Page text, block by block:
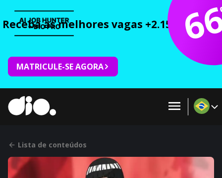
Receba as melhores vagas +2.150 cursos
MATRICULE-SE AGORA
Lista de conteúdos